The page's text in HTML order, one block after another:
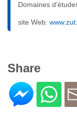
Domaines
site Web:
Share